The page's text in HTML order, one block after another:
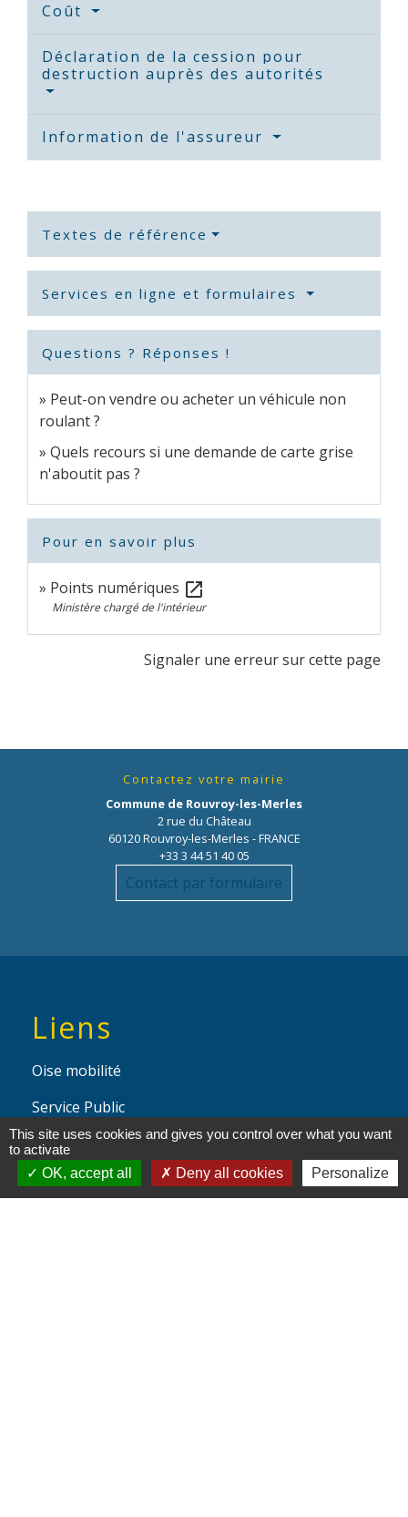
Coût
Déclaration de la cession pour
destruction auprès des autorités
Information de l'assureur
Textes de référence
Services en ligne et formulaires
Questions ? Réponses !
Peut-on vendre ou acheter un véhicule non
roulant ?
Quels recours si une demande de carte grise
n'aboutit pas ?
Pour en savoir plus
Points numériques open_in_new
Ministère chargé de l'intérieur
Signaler une erreur sur cette page
Contactez votre mairie
Commune de Rouvroy-les-Merles
2 rue du Château
60120 Rouvroy-les-Merles - FRANCE
+33 3 44 51 40 05
Contact par formulaire
Liens
Oise mobilité
Service Public
Agence nationale des titres
sécurisés
This site uses cookies and gives you control over what you want
to activate
OK, accept all
Deny all cookies Personalize